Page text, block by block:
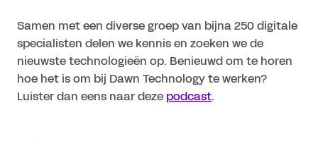
Samen met een diverse groep van bijna 250 digitale
specialisten delen we kennis en zoeken we de
nieuwste technologieën op. Benieuwd om te horen
hoe het is om bij Dawn Technology te werken?
Luister dan eens naar deze podcast.